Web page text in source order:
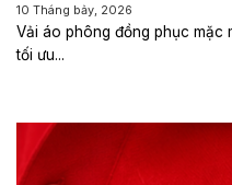
10 Tháng bảy, 2026
Vải áo phông đồng phục mặc
tối ưu...